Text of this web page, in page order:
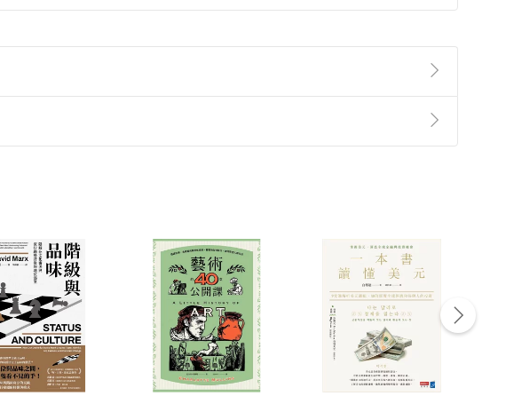
理例外情事適用準則第2條第5款之規定，「非以有形媒介提供之數位
品為電子書，屬非以有形媒介提供之數位內容，消費者同意若訂購後
於「我的訂單」中點選「瀏覽訂單明細」
「申請取消訂單/ 退
理退款事宜。
法以單支商品取消/退貨。
登入帳號
Login
付款方式
Payment
完成訂單
Complete
Step2.登入帳號，下載書籍後看書